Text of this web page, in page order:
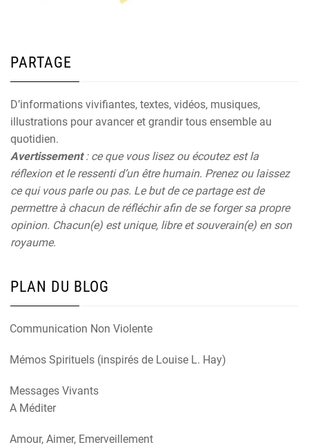
PARTAGE
D’informations vivifiantes, textes, vidéos, musiques,
illustrations pour avancer et grandir tous ensemble au
quotidien.
Avertissement: ce que vous lisez ou écoutez est la
réflexion et le ressenti d’un être humain. Prenez ou laissez
ce qui vous parle ou pas. Le but de ce partage est de
permettre à chacun de réfléchir afin de se forger sa propre
opinion. Chacun(e) est unique, libre et souverain(e) en son
royaume.
PLAN DU BLOG
Communication Non Violente
Mémos Spirituels (inspirés de Louise L. Hay)
Messages Vivants
A Méditer
Amour, Aimer, Emerveillement